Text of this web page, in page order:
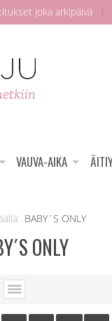
joka arkipäivä |
VAUVA-AIKA
BABY´S ONLY
ONLY